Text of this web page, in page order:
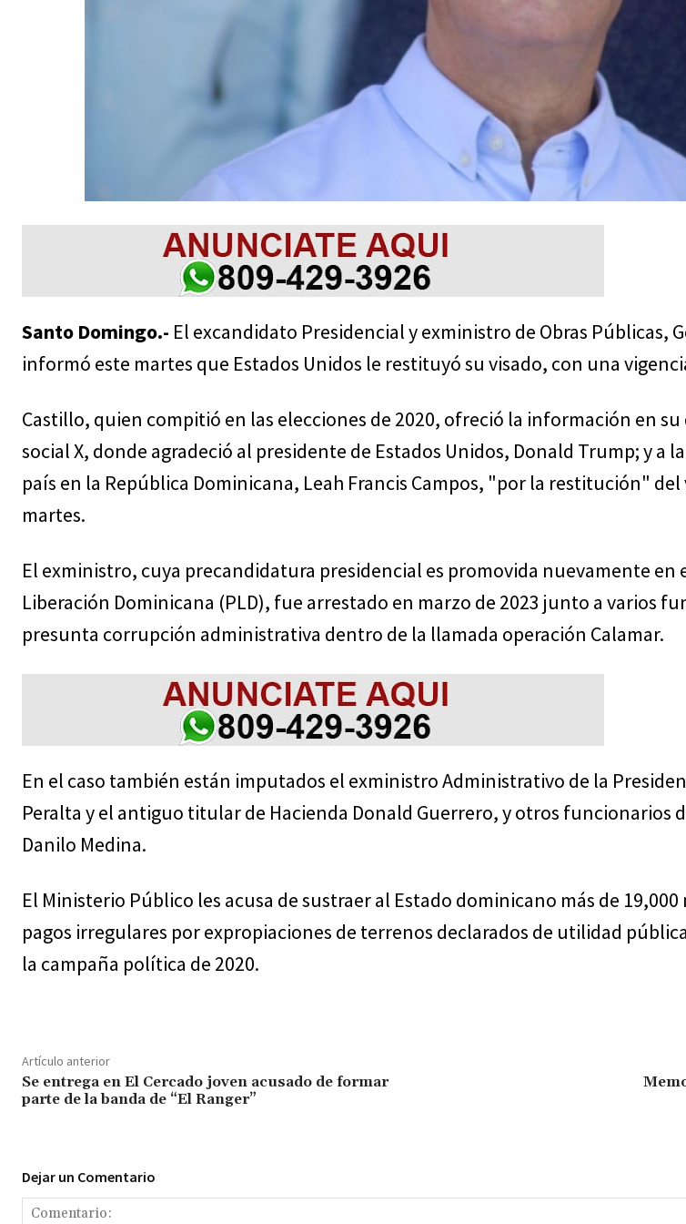
Santo Domingo.- El excandidato Presidencial y exministro de Obras Públicas,
informó este martes que Estados Unidos le restituyó su visado, con una
Castillo, quien compitió en las elecciones de 2020, ofreció la información en su
social X, donde agradeció al presidente de Estados Unidos, Donald Trump; y a
país en la República Dominicana, Leah Francis Campos, "por la restitución" del
martes.
El exministro, cuya precandidatura presidencial es promovida nuevamente en
Liberación Dominicana (PLD), fue arrestado en marzo de 2023 junto a varios
presunta corrupción administrativa dentro de la llamada operación Calamar.
En el caso también están imputados el exministro Administrativo de la
Peralta y el antiguo titular de Hacienda Donald Guerrero, y otros funcionarios
Danilo Medina.
El Ministerio Público les acusa de sustraer al Estado dominicano más de 19,000
pagos irregulares por expropiaciones de terrenos declarados de utilidad
la campaña política de 2020.
Artículo anterior
Se entrega en El Cercado joven acusado de formar
parte de la banda de “El Ranger”
Dejar un Comentario